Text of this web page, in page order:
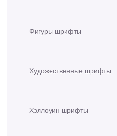
Фигуры шрифты
Художественные шрифты
Хэллоуин шрифты